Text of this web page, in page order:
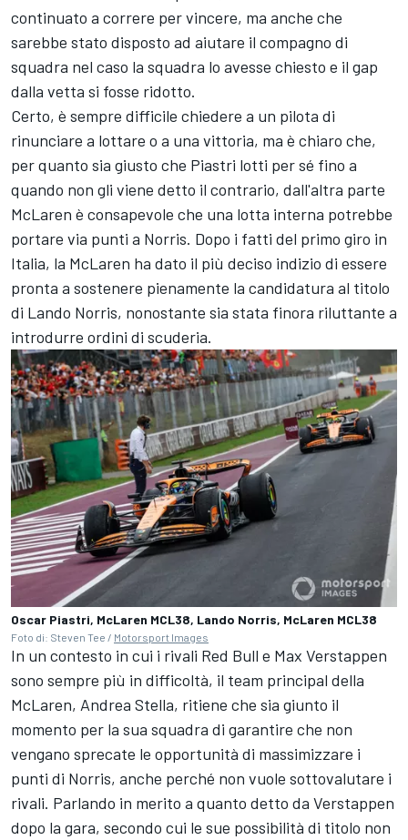
continuato a correre per vincere, ma anche che
sarebbe stato disposto ad aiutare il compagno di
squadra nel caso la squadra lo avesse chiesto e il gap
dalla vetta si fosse ridotto.
Certo, è sempre difficile chiedere a un pilota di
rinunciare a lottare o a una vittoria, ma è chiaro che,
per quanto sia giusto che Piastri lotti per sé fino a
quando non gli viene detto il contrario, dall'altra parte
McLaren è consapevole che una lotta interna potrebbe
portare via punti a Norris. Dopo i fatti del primo giro in
Italia, la McLaren ha dato il più deciso indizio di essere
pronta a sostenere pienamente la candidatura al titolo
di Lando Norris, nonostante sia stata finora riluttante a
introdurre ordini di scuderia.
Oscar Piastri, McLaren MCL38, Lando Norris, McLaren MCL38
Foto di: Steven Tee / Motorsport Images
In un contesto in cui i rivali Red Bull e Max Verstappen
sono sempre più in difficoltà, il team principal della
McLaren, Andrea Stella, ritiene che sia giunto il
momento per la sua squadra di garantire che non
vengano sprecate le opportunità di massimizzare i
punti di Norris, anche perché non vuole sottovalutare i
rivali. Parlando in merito a quanto detto da Verstappen
dopo la gara, secondo cui le sue possibilità di titolo non